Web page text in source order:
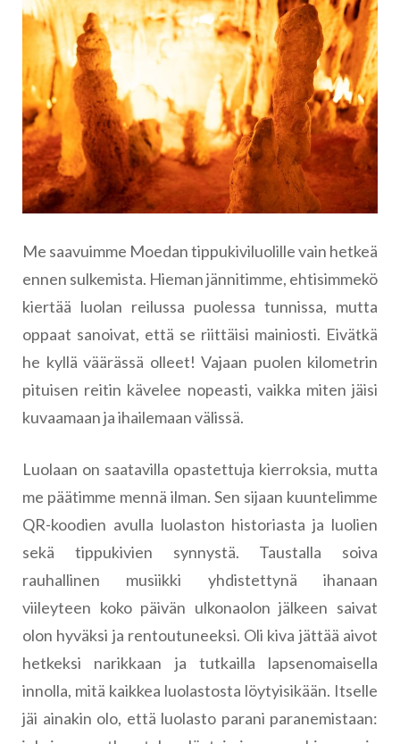
Me saavuimme Moedan tippukiviluolille vain hetkeä
ennen sulkemista. Hieman jännitimme, ehtisimmekö
kiertää luolan reilussa puolessa tunnissa, mutta
oppaat sanoivat, että se riittäisi mainiosti. Eivätkä
he kyllä väärässä olleet! Vajaan puolen kilometrin
pituisen reitin kävelee nopeasti, vaikka miten jäisi
kuvaamaan ja ihailemaan välissä.
Luolaan on saatavilla opastettuja kierroksia, mutta
me päätimme mennä ilman. Sen sijaan kuuntelimme
QR-koodien avulla luolaston historiasta ja luolien
sekä tippukivien synnystä. Taustalla soiva
rauhallinen musiikki yhdistettynä ihanaan
viileyteen koko päivän ulkonaolon jälkeen saivat
olon hyväksi ja rentoutuneeksi. Oli kiva jättää aivot
hetkeksi narikkaan ja tutkailla lapsenomaisella
innolla, mitä kaikkea luolastosta löytyisikään. Itselle
jäi ainakin olo, että luolasto parani paranemistaan: